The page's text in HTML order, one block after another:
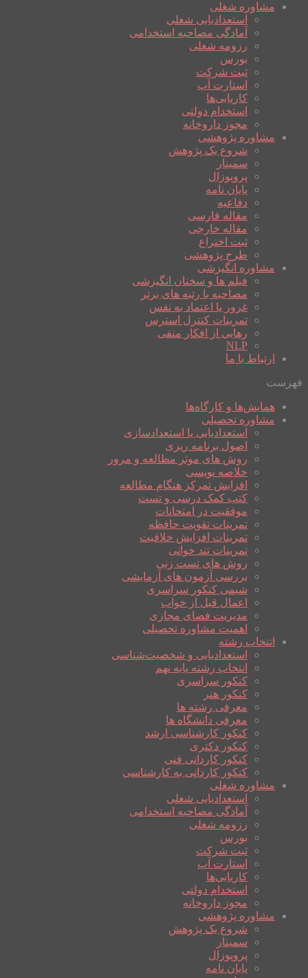
مشاوره شغلی
استعدادیابی شغلی
آمادگی مصاحبه استخدامی
رزومه شغلی
بورس
ثبت شرکت
استارت آپ
کاریابی‌ها
استخدام دولتی
مجوز داروخانه
مشاوره پژوهشی
شروع یک پژوهش
سمینار
پروپوزال
پایان نامه
دفاعیه
مقاله فارسی
مقاله خارجی
ثبت اختراع
طرح پژوهشی
مشاوره انگیزشی
فیلم ها و سخنان انگیزشی
مصاحبه با رتبه های برتر
غرور یا اعتماد به نفس
تمرینات کنترل استرس
رهایی از افکار منفی
NLP
ارتباط با ما
فهرست
همایش‌ها و کارگاه‌ها
مشاوره تحصیلی
استعدادیابی یا استعدادسازی
اصول برنامه ریزی
روش های موثر مطالعه و مرور
خلاصه نویسی
افزایش تمرکز هنگام مطالعه
کتب کمک درسی و تست
موفقیت در امتحانات
تمرینات تقویت حافظه
تمرینات افزایش خلاقیت
تمرینات تند خوانی
روش های تست زنی
بررسی آزمون های آزمایشی
شیمی کنکور سراسری
اعمال قبل از خواب
مدیریت فضای مجازی
اهمیت مشاوره تحصیلی
انتخاب رشته
استعدادیابی و شخصیت‌شناسی
انتخاب رشته پایه نهم
کنکور سراسری
کنکور هنر
معرفی رشته ها
معرفی دانشگاه ها
کنکور کارشناسی ارشد
کنکور دکتری
کنکور کاردانی فنی
کنکور کاردانی به کارشناسی
مشاوره شغلی
استعدادیابی شغلی
آمادگی مصاحبه استخدامی
رزومه شغلی
بورس
ثبت شرکت
استارت آپ
کاریابی‌ها
استخدام دولتی
مجوز داروخانه
مشاوره پژوهشی
شروع یک پژوهش
سمینار
پروپوزال
پایان نامه